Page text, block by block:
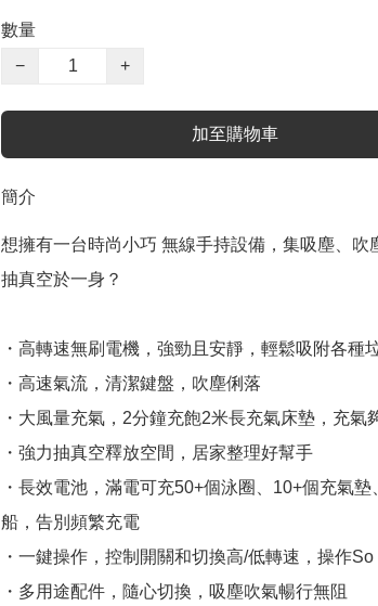
數量
−
+
加至購物車
簡介
想擁有一台時尚小巧 無線手持設備，集吸塵、吹
抽真空於一身？
・高轉速無刷電機，強勁且安靜，輕鬆吸附各種
・高速氣流，清潔鍵盤，吹塵俐落
・大風量充氣，2分鐘充飽2米長充氣床墊，充氣
・強力抽真空釋放空間，居家整理好幫手
・長效電池，滿電可充50+個泳圈、10+個充氣墊
船，告別頻繁充電
・一鍵操作，控制開關和切換高/低轉速，操作So
・多用途配件，隨心切換，吸塵吹氣暢行無阻